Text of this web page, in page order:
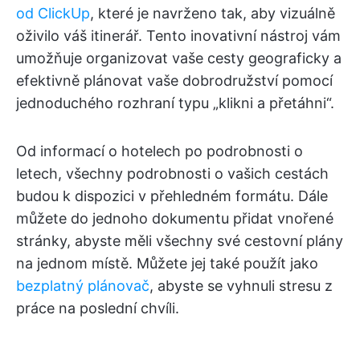
od ClickUp, které je navrženo tak, aby vizuálně
oživilo váš itinerář. Tento inovativní nástroj vám
umožňuje organizovat vaše cesty geograficky a
efektivně plánovat vaše dobrodružství pomocí
jednoduchého rozhraní typu „klikni a přetáhni“.
Od informací o hotelech po podrobnosti o
letech, všechny podrobnosti o vašich cestách
budou k dispozici v přehledném formátu. Dále
můžete do jednoho dokumentu přidat vnořené
stránky, abyste měli všechny své cestovní plány
na jednom místě. Můžete jej také použít jako
bezplatný plánovač, abyste se vyhnuli stresu z
práce na poslední chvíli.